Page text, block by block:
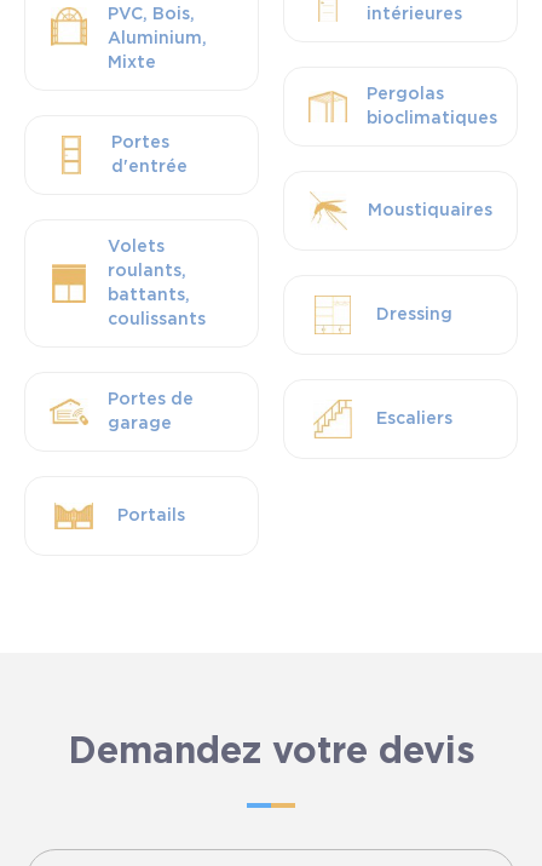
PVC, Bois,
Aluminium,
Mixte
Portes
d'entrée
Volets
roulants,
battants,
coulissants
Portes de
garage
Portails
intérieures
Pergolas
bioclimatiques
Moustiquaires
Dressing
Escaliers
Demandez votre devis